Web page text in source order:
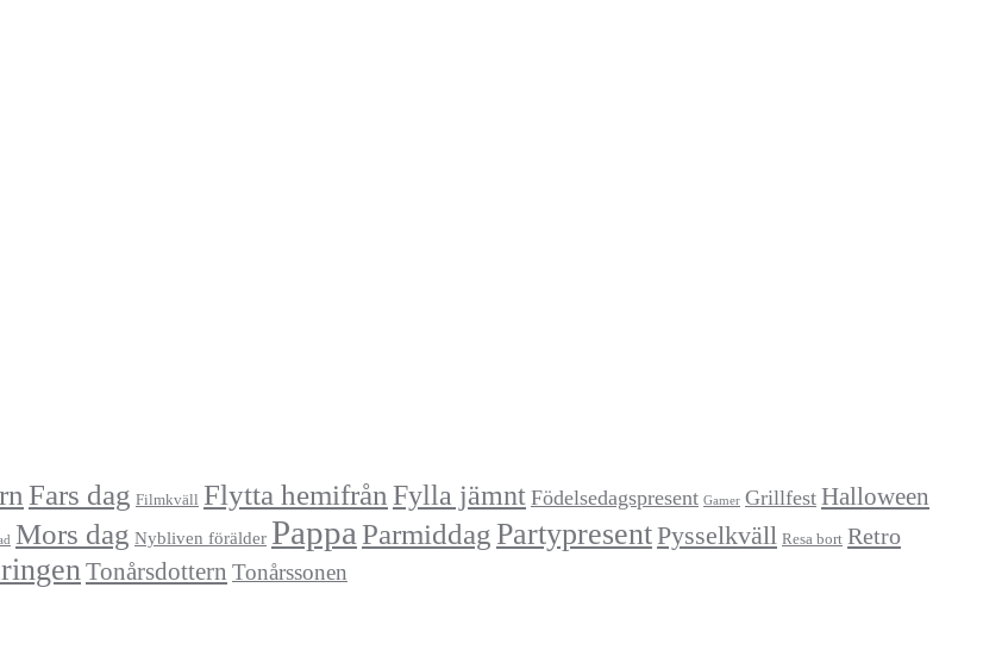
Fars dag Filmkväll Flytta hemifrån Fylla jämnt Födelsedagspresent Gamer Grillfest Halloween
Mors dag Nybliven förälder Pappa ParmiddagPartypresentPysselkväll Resa bort Retro
Tonårsdottern Tonårssonen